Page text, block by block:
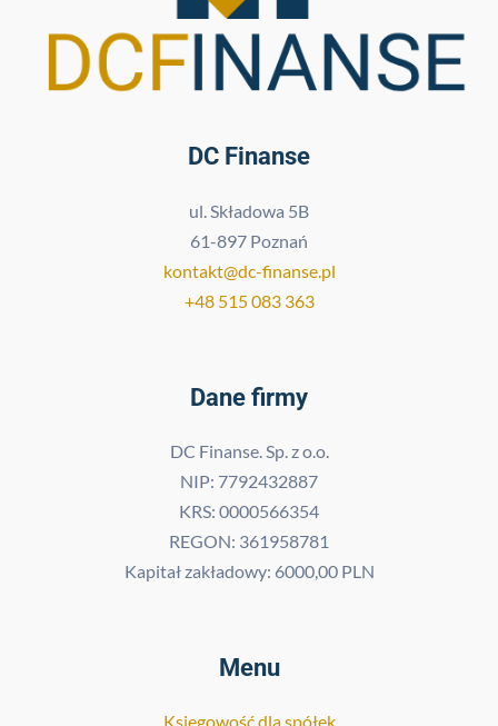
DC Finanse
ul. Składowa 5B
61-897 Poznań
kontakt@dc-finanse.pl
+48 515 083 363
Dane firmy
DC Finanse. Sp. z o.o.
NIP: 7792432887
KRS: 0000566354
REGON: 361958781
Kapitał zakładowy: 6000,00 PLN
Menu
Księgowość dla spółek